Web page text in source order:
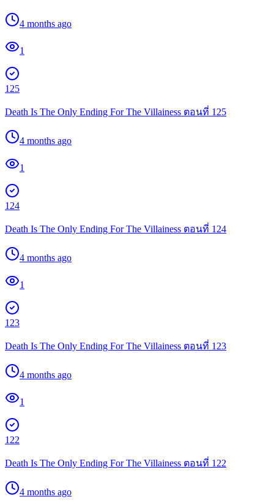
4 months ago
1
125
Death Is The Only Ending For The Villainess ตอนที่ 125
4 months ago
1
124
Death Is The Only Ending For The Villainess ตอนที่ 124
4 months ago
1
123
Death Is The Only Ending For The Villainess ตอนที่ 123
4 months ago
1
122
Death Is The Only Ending For The Villainess ตอนที่ 122
4 months ago